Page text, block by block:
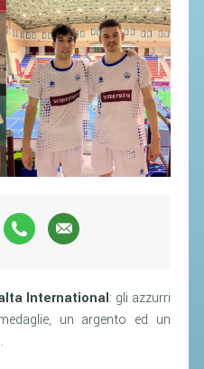
International: gli azzurri
un argento ed un
FEDERALE
BANDI
SOCIALE
DI GIUSTIZIA FEDERALE